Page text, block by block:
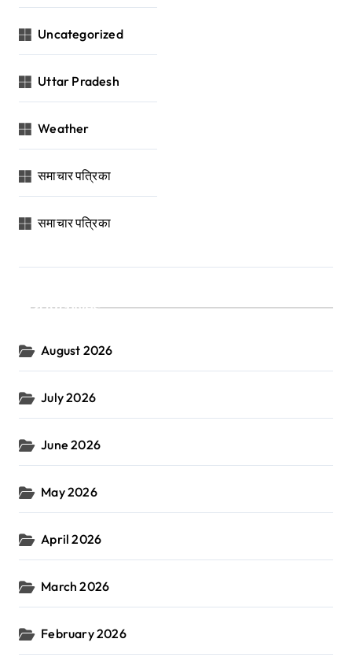
Uncategorized
Uttar Pradesh
Weather
समाचार पत्रिका
समाचार पत्रिका
Archives
August 2026
July 2026
June 2026
May 2026
April 2026
March 2026
February 2026